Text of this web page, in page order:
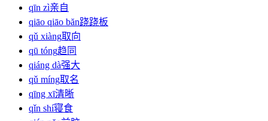
qīn zì亲自
qiāo qiāo băn跷跷板
qǔ xiàng取向
qū tóng趋同
qiáng dà强大
qǔ míng取名
qīng xī清晰
qǐn shí寝食